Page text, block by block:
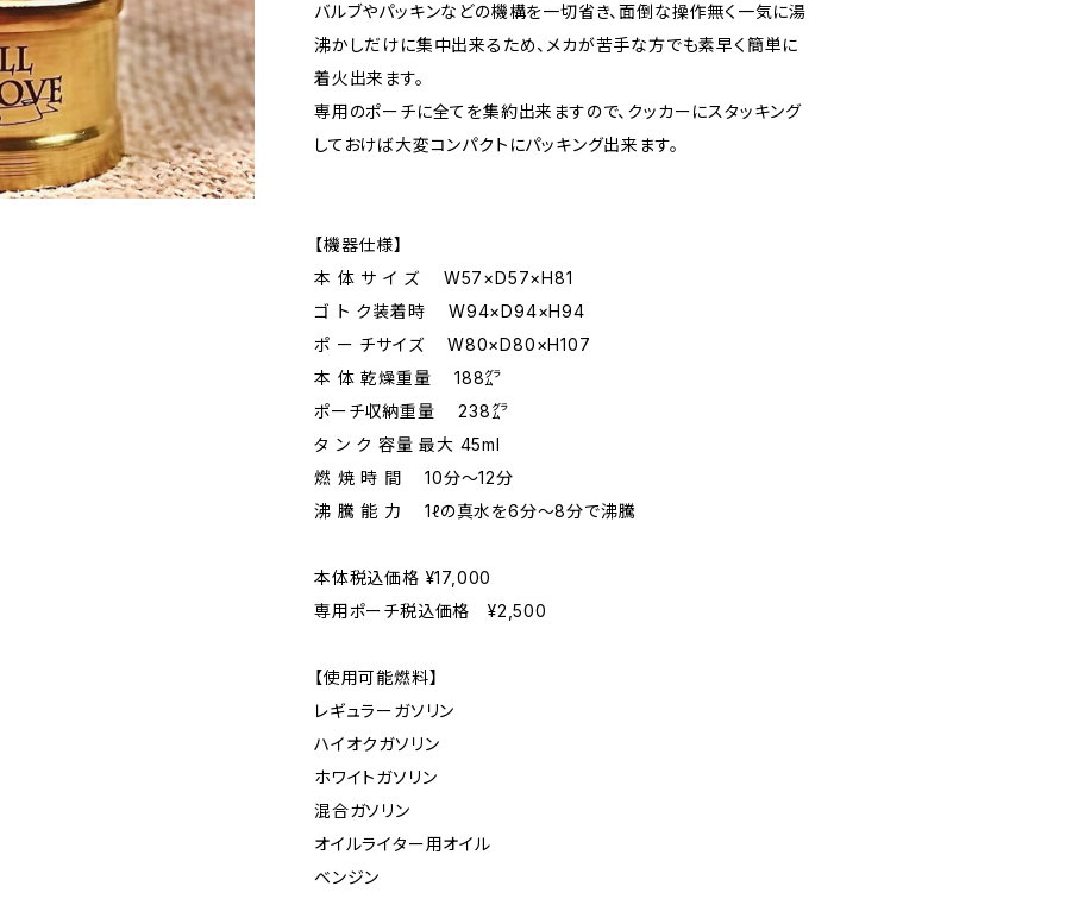
バルブやパッキンなどの機構を一切省き、面倒な操作無く一気に湯
沸かしだけに集中出来るため、メカが苦手な方でも素早く簡単に
着火出来ます。
専用のポーチに全てを集約出来ますので、クッカーにスタッキング
しておけば大変コンパクトにパッキング出来ます。
【機器仕様】
本 体 サ イ ズ W57×D57×H81
ゴ ト ク装着時 W94×D94×H94
ポ ー チサイズ W80×D80×H107
本 体 乾燥重量 188㌘
ポーチ収納重量 238㌘
タ ン ク 容量 最大 45ml
燃 焼 時 間 10分～12分
沸 騰 能 力 1ℓの真水を6分～8分で沸騰
本体税込価格 ¥17,000
専用ポーチ税込価格 ¥2,500
【使用可能燃料】
レギュラーガソリン
ハイオクガソリン
ホワイトガソリン
混合ガソリン
オイルライター用オイル
ベンジン